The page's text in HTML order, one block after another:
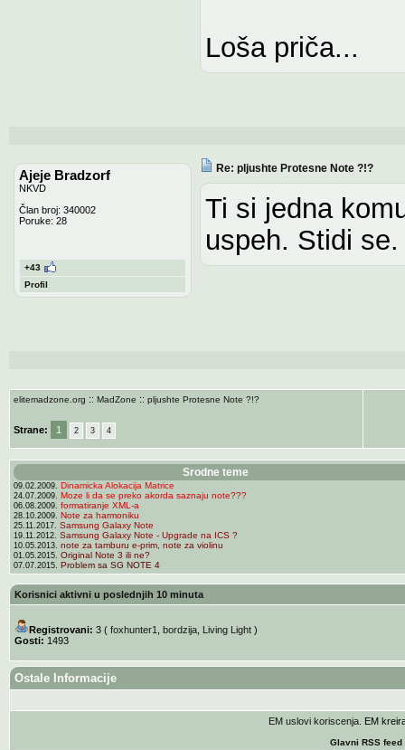
Loša priča...
Ajeje Bradzorf
NKVD
Član broj: 340002
Poruke: 28
+43
Profil
Re: pljushte Protesne Note ?!?
Ti si jedna
uspeh. Stidi se.
elitemadzone.org :: MadZone :: pljushte Protesne Note ?!?
Strane: 1 2 3 4
Srodne teme
09.02.2009. Dinamicka Alokacija Matrice
24.07.2009. Moze li da se preko akorda saznaju note???
06.08.2009. formatiranje XML-a
28.10.2009. Note za harmoniku
25.11.2017. Samsung Galaxy Note
19.11.2012. Samsung Galaxy Note - Upgrade na ICS ?
10.05.2013. note za tamburu e-prim, note za violinu
01.05.2015. Original Note 3 ili ne?
07.07.2015. Problem sa SG NOTE 4
Korisnici aktivni u poslednjih 10 minuta
Registrovani: 3 ( foxhunter1 bordzija, Living Light)
Gosti: 1493
Ostale Informacije
EM uslovi koriscenja . EM
Glavni RSS feed